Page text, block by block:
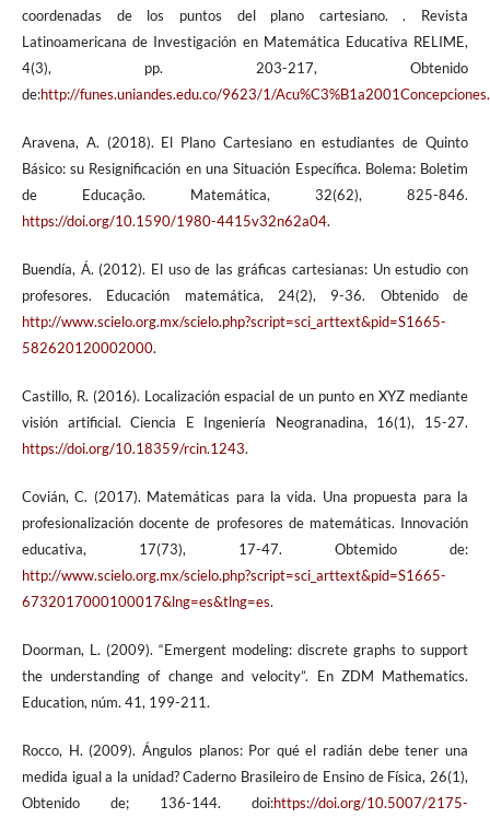
coordenadas de los puntos del plano cartesiano. . Revista
Latinoamericana de Investigación en Matemática Educativa RELIME,
4(3), pp. 203-217, Obtenido
de:http://funes.uniandes.edu.co/9623/1/
Aravena, A. (2018). El Plano Cartesiano en estudiantes de Quinto
Básico: su Resignificación en una Situación Específica. Bolema: Boletim
de Educação. Matemática, 32(62), 825-846.
https://doi.org/10.1590/1980-4415v32n62a04.
Buendía, Á. (2012). El uso de las gráficas cartesianas: Un estudio con
profesores. Educación matemática, 24(2), 9-36. Obtenido de
http://www.scielo.org.mx/scielo.php?script=sci_arttext&pid=S1665-
582620120002000.
Castillo, R. (2016). Localización espacial de un punto en XYZ mediante
visión artificial. Ciencia E Ingeniería Neogranadina, 16(1), 15-27.
https://doi.org/10.18359/rcin.1243.
Covián, C. (2017). Matemáticas para la vida. Una propuesta para la
profesionalización docente de profesores de matemáticas. Innovación
educativa, 17(73), 17-47. Obtemido de:
http://www.scielo.org.mx/scielo.php?script=sci_arttext&pid=S1665-
6732017000100017&lng=es&tlng=es.
Doorman, L. (2009). “Emergent modeling: discrete graphs to support
the understanding of change and velocity”. En ZDM Mathematics.
Education, núm. 41, 199-211.
Rocco, H. (2009). Ángulos planos: Por qué el radián debe tener una
medida igual a la unidad? Caderno Brasileiro de Ensino de Física, 26(1),
Obtenido de; 136-144. doi:https://doi.org/10.5007/2175-